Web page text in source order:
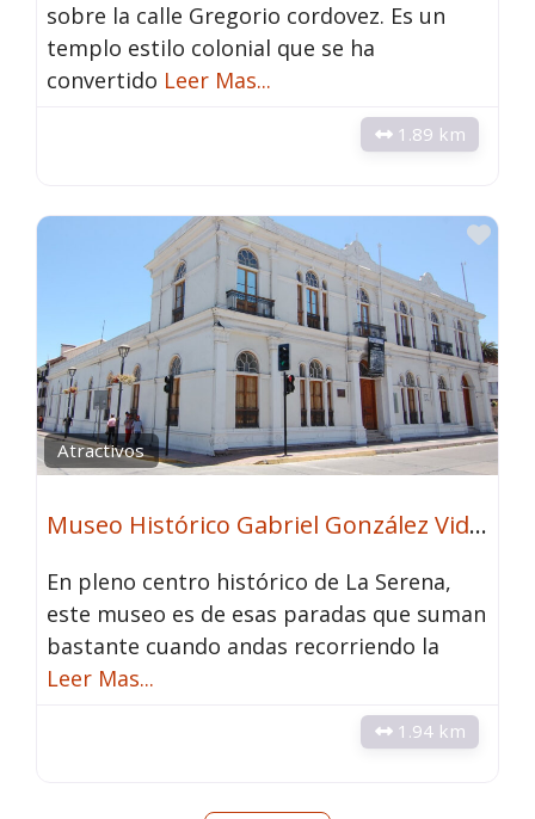
sobre la calle Gregorio cordovez. Es un
templo estilo colonial que se ha
convertido Leer Mas...
1.89 km
Atractivos
Museo Histórico Gabriel González Videla
En pleno centro histórico de La Serena,
este museo es de esas paradas que suman
bastante cuando andas recorriendo la
Leer Mas...
1.94 km